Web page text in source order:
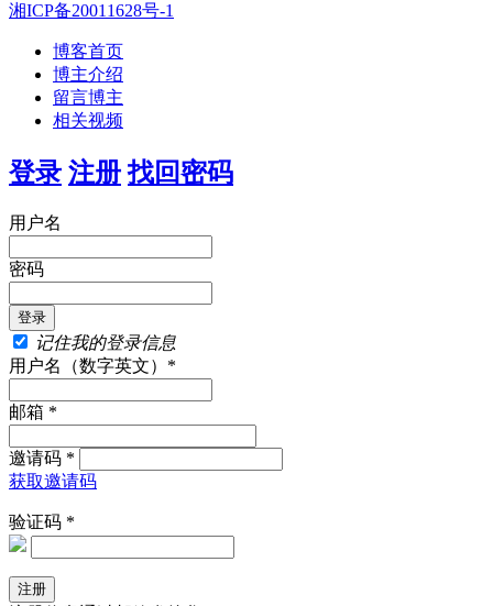
湘ICP备20011628号-1
博客首页
博主介绍
留言博主
相关视频
登录 注册 找回密码
用户名
密码
记住我的登录信息
用户名（数字英文）*
邮箱 *
邀请码 *
获取邀请码
验证码 *